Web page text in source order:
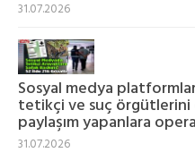
31.07.2026
Sosyal medya
tetikçi ve suç örgütlerini
paylaşım yapanlara
31.07.2026